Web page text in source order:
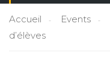
Accueil Events
d’élèves